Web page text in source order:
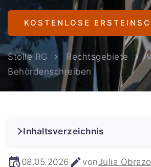
KOSTENLOSE
Stolle RG Rechtsgebiete
Behördenschreiben
08.05.2026 vonJulia
Inhaltsverzeichnis